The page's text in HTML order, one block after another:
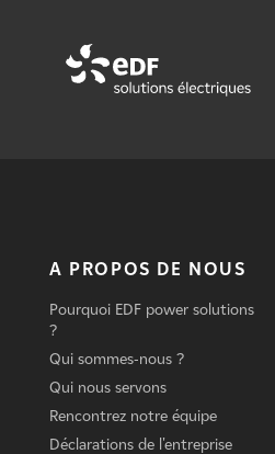
A PROPOS DE NOUS
Pourquoi EDF power solutions
?
Qui sommes-nous ?
Qui nous servons
Rencontrez notre équipe
Déclarations de l'entreprise